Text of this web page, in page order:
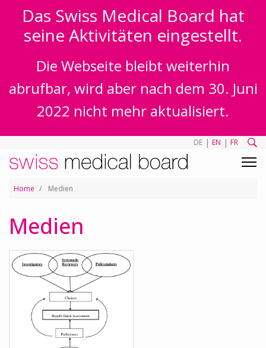
Das Swiss Medical Board hat
seine Aktivitäten eingestellt.
Die Webseite bleibt weiterhin
abrufbar, wird aber nach dem 30. Juni
2022 nicht mehr aktualisiert.
DE | EN | FR
Home Medien
Medien